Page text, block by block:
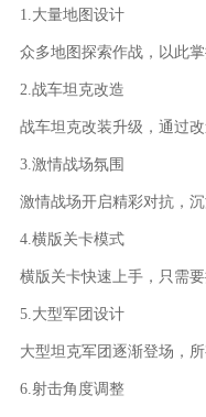
1.大量地图设计
众多地图探索作战，以此掌
2.战车坦克改造
战车坦克改装升级，通过
3.激情战场氛围
激情战场开启精彩对抗，沉
4.横版关卡模式
横版关卡快速上手，只需要
5.大型军团设计
大型坦克军团逐渐登场，
6.射击角度调整